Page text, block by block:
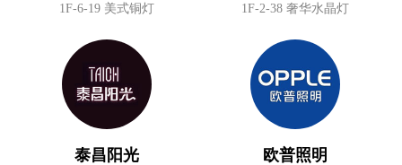
1F-6-19 美式铜灯 1F-2-38 奢华水晶灯
泰昌阳光 欧普照明